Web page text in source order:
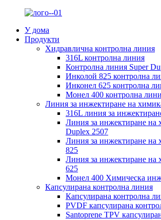
У дома
Продукти
Хидравлична контролна линия
316L контролна линия
Контролна линия Super
Инколой 825 контролна
Инконел 625 контролна
Монел 400 контролна
Линия за инжектиране на
316L линия за
Линия за инжектиране на
Duplex 2507
Линия за инжектиране на
825
Линия за инжектиране на
625
Монел 400 Химическа
Капсулирана контролна линия
Капсулирана контролна
PVDF капсулирана
Santoprene TPV